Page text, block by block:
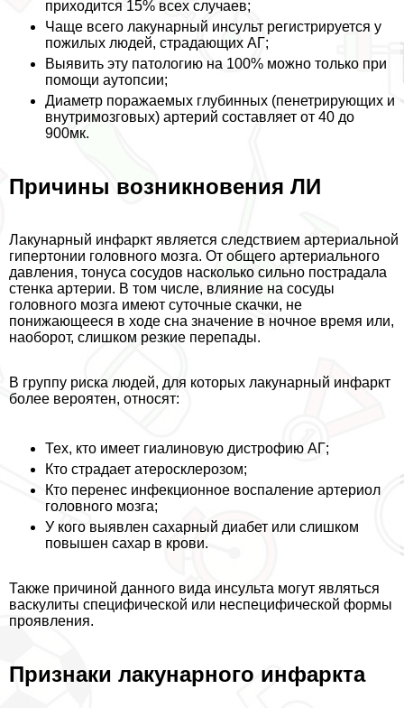
приходится 15% всех случаев;
Чаще всего лакунарный инсульт регистрируется у
пожилых людей, страдающих АГ;
Выявить эту патологию на 100% можно только при
помощи аутопсии;
Диаметр поражаемых глубинных (пенетрирующих и
внутримозговых) артерий составляет от 40 до
900мк.
Причины возникновения ЛИ
Лакунарный инфаркт является следствием артериальной
гипертонии головного мозга. От общего артериального
давления, тонуса сосудов насколько сильно пострадала
стенка артерии. В том числе, влияние на сосуды
головного мозга имеют суточные скачки, не
понижающееся в ходе сна значение в ночное время или,
наоборот, слишком резкие перепады.
В группу риска людей, для которых лакунарный инфаркт
более вероятен, относят:
Тех, кто имеет гиалиновую дистрофию АГ;
Кто страдает атеросклерозом;
Кто перенес инфекционное воспаление артериол
головного мозга;
У кого выявлен сахарный диабет или слишком
повышен сахар в крови.
Также причиной данного вида инсульта могут являться
васкулиты специфической или неспецифической формы
проявления.
Признаки лакунарного инфаркта